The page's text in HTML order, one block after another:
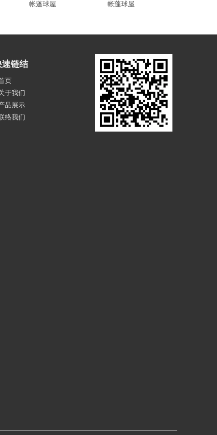
帐蓬球屋 帐蓬球屋
速链结
页
于我们
品展示
络我们